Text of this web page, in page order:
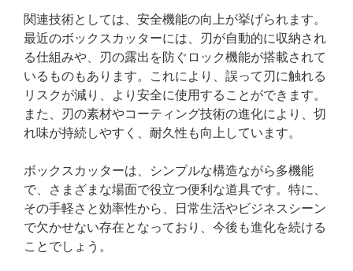
関連技術としては、安全機能の向上が挙げられます。
最近のボックスカッターには、刃が自動的に収納され
る仕組みや、刃の露出を防ぐロック機能が搭載されて
いるものもあります。これにより、誤って刃に触れる
リスクが減り、より安全に使用することができます。
また、刃の素材やコーティング技術の進化により、切
れ味が持続しやすく、耐久性も向上しています。
ボックスカッターは、シンプルな構造ながら多機能
で、さまざまな場面で役立つ便利な道具です。特に、
その手軽さと効率性から、日常生活やビジネスシーン
で欠かせない存在となっており、今後も進化を続ける
ことでしょう。